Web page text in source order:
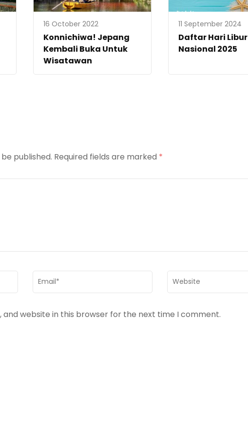
16 October 2022
Konnichiwa! Jepang
Kembali Buka Untuk
Wisatawan
11 September 2024
Daftar Hari Libur
Nasional 2025
published. Required fields are marked *
Email* Website
and website in this browser for the next time I comment.